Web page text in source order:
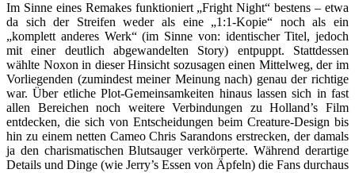
Im Sinne eines Remakes funktioniert „Fright Night“ bestens – etwa
da sich der Streifen weder als eine „1:1-Kopie“ noch als ein
„komplett anderes Werk“ (im Sinne von: identischer Titel, jedoch
mit einer deutlich abgewandelten Story) entpuppt. Stattdessen
wählte Noxon in dieser Hinsicht sozusagen einen Mittelweg, der im
Vorliegenden (zumindest meiner Meinung nach) genau der richtige
war. Über etliche Plot-Gemeinsamkeiten hinaus lassen sich in fast
allen Bereichen noch weitere Verbindungen zu Holland’s Film
entdecken, die sich von Entscheidungen beim Creature-Design bis
hin zu einem netten Cameo Chris Sarandons erstrecken, der damals
ja den charismatischen Blutsauger verkörperte. Während derartige
Details und Dinge (wie Jerry’s Essen von Äpfeln) die Fans durchaus